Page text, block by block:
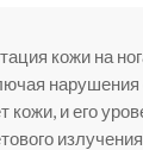
кожи на
кожи, и его